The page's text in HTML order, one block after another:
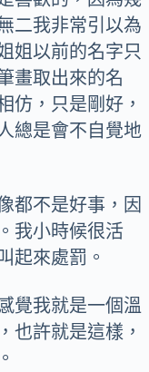
二我非常引以為
姐以前的名字只
畫取出來的名
仿，只是剛好，
總是會不自覺地
都不是好事，因
我小時候很活
起來處罰。
覺我就是一個溫
也許就是這樣，